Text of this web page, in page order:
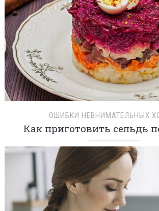
ОШИБКИ НЕВНИМАТЕЛЬНЫХ
Как приготовить сельдь